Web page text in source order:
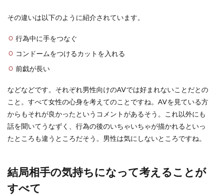
その違いは以下のように紹介されています。
行為中に手をつなぐ
コンドームをつけるカットを入れる
前戯が長い
などなどです。それぞれ男性向けのAVでは好まれないことだとの
こと。すべて女性の心身を考えてのことですね。AVを見ている方
からもそれが良かったというコメントがあるそう。これ以外にも
話を聞いてうなずく、行為の後のいちゃいちゃが描かれるといっ
たところも違うところだそう。男性は気にしないところですね。
結局相手の気持ちになって考えることが
すべて